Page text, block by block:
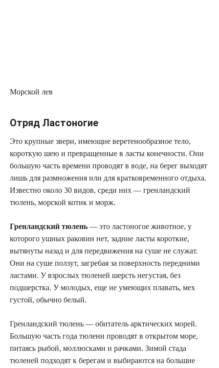
Морской лев
Отряд Ластоногие
Это крупные звери, имеющие веретенообразное тело,
короткую шею и превращенные в ласты конечности. Они
большую часть времени проводят в воде, на берег выходят
лишь для размножения или для кратковременного отдыха.
Известно около 30 видов, среди них — гренландский
тюлень, морской котик и морж.
Гренландский тюлень — это ластоногое животное, у
которого ушных раковин нет, задние ласты короткие,
вытянуты назад и для передвижения на суше не служат.
Они на суше ползут, загребая за поверхность передними
ластами. У взрослых тюленей шерсть негустая, без
подшерстка. У молодых, еще не умеющих плавать, мех
густой, обычно белый.
Гренландский тюлень — обитатель арктических морей.
Большую часть года тюлени проводят в открытом море,
питаясь рыбой, моллюсками и рачками. Зимой стада
тюленей подходят к берегам и выбираются на большие